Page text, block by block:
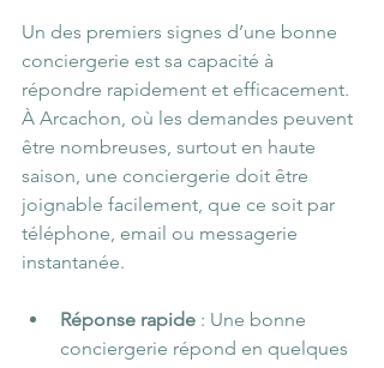
Un des premiers signes d’une bonne
conciergerie est sa capacité à
répondre rapidement et efficacement.
À Arcachon, où les demandes peuvent
être nombreuses, surtout en haute
saison, une conciergerie doit être
joignable facilement, que ce soit par
téléphone, email ou messagerie
instantanée.
Réponse rapide : Une bonne
conciergerie répond en quelques